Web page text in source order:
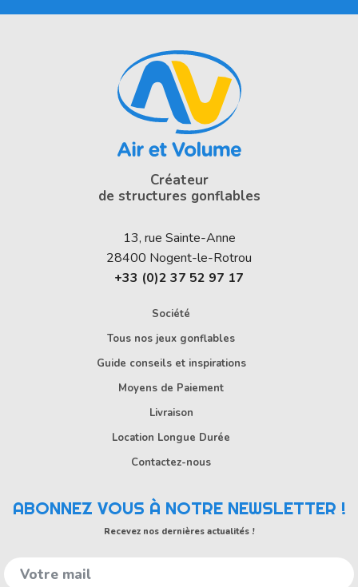
Créateur
de structures gonflables
13, rue Sainte-Anne
28400 Nogent-le-Rotrou
+33 (0)2 37 52 97 17
Société
Tous nos jeux gonflables
Guide conseils et inspirations
Moyens de Paiement
Livraison
Location Longue Durée
Contactez-nous
ABONNEZ VOUS À NOTRE NEWSLETTER !
Recevez nos dernières actualités !